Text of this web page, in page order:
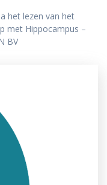
het lezen van het
met Hippocampus –
BV